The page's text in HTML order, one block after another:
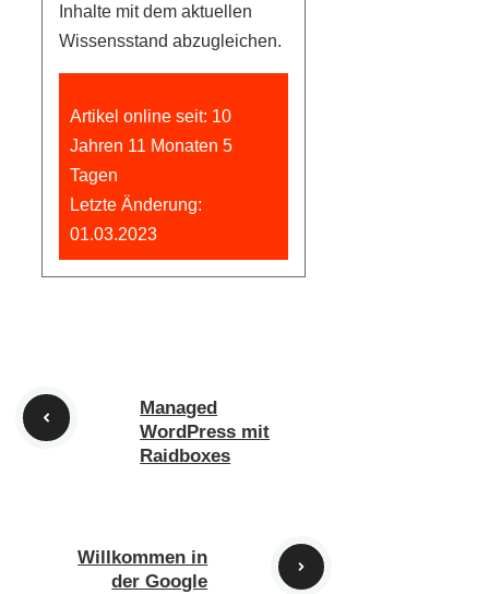
Inhalte mit dem aktuellen
Wissensstand abzugleichen.
Artikel online seit: 10
Jahren 11 Monaten 5
Tagen
Letzte Änderung:
01.03.2023
Managed
WordPress mit
Raidboxes
Willkommen in
der Google